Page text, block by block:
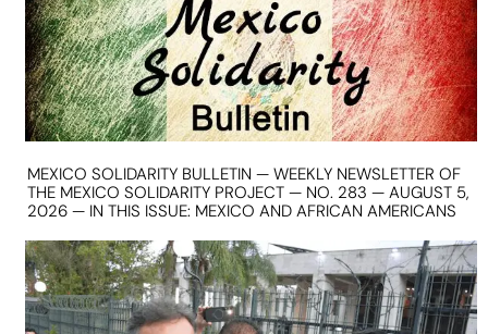
MEXICO SOLIDARITY BULLETIN — WEEKLY NEWSLETTER OF
THE MEXICO SOLIDARITY PROJECT — NO. 283 — AUGUST 5,
2026 — IN THIS ISSUE: MEXICO AND AFRICAN AMERICANS